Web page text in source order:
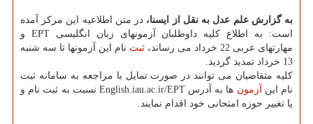
به گزارش علم عدل به نقل از ایسنا، در متن اطلاعیه این مرکز آمده
است: به اطلاع کلیه داوطلبان آزمونهای زبان انگلیسی EPT و
مهارتهای عربی 22 خرداد می رساند،
ثبت نام این آزمونها تا سه شنبه
13 خرداد تمدید گردید.
کلیه متقاضیان می توانند در صورت تمایل با مراجعه به سامانه ثبت
نام این
آزمون
ها به آدرس English.iau.ac.ir/EPT نسبت به ثبت نام و
یا تغییر حوزه امتحانی خود اقدام نمایند.